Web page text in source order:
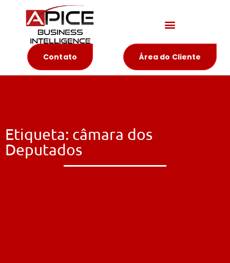
Contato Área do Cliente
Etiqueta: câmara dos
Deputados